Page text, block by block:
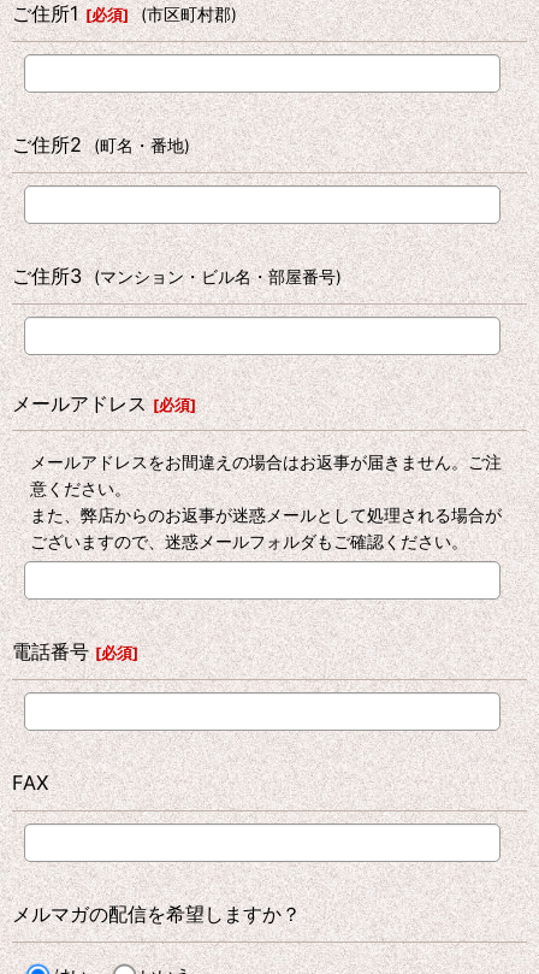
ご住所1 [必須] (市区町村郡)
ご住所2 (町名・番地)
ご住所3 (マンション・ビル名・部屋番号)
メールアドレス [必須]
メールアドレスをお間違えの場合はお返事が届きません。ご注
意ください。
また、弊店からのお返事が迷惑メールとして処理される場合が
ございますので、迷惑メールフォルダもご確認ください。
電話番号 [必須]
FAX
メルマガの配信を希望しますか？